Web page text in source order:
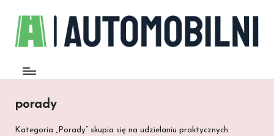
porady
Kategoria „Porady” skupia się na udzielaniu praktycznych